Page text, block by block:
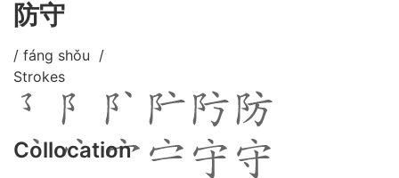
防守
/ fáng shǒu /
Strokes
Collocation